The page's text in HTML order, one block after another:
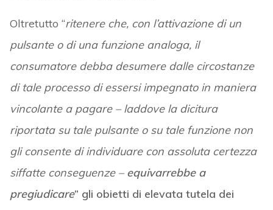
Oltretutto “ritenere che, con l’attivazione di un
pulsante o di una funzione analoga, il
consumatore debba desumere dalle circostanze
di tale processo di essersi impegnato in maniera
vincolante a pagare – laddove la dicitura
riportata su tale pulsante o su tale funzione non
gli consente di individuare con assoluta certezza
siffatte conseguenze –equivarrebbe a
pregiudicare” gli obietti di elevata tutela dei